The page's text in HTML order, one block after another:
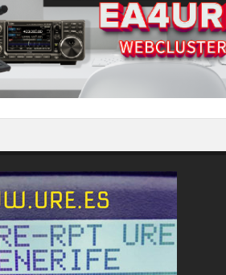
compatible con GDURE
IR A WEBCLUSTER